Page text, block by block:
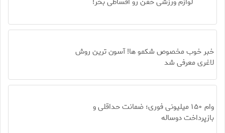
خبر خوب مخصوص شکمو ها! آسون ترین روش
لاغری معرفی شد
وام ۱۵۰ میلیونی فوری؛ ضمانت حداقلی و
بازپرداخت دوساله